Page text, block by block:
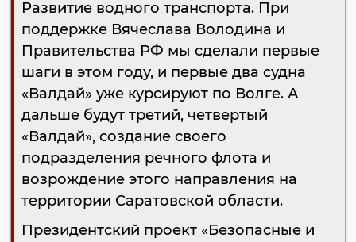
Развитие водного транспорта. При
поддержке Вячеслава Володина и
Правительства РФ мы сделали первые
шаги в этом году, и первые два судна
«Валдай» уже курсируют по Волге. А
дальше будут третий, четвертый
«Валдай», создание своего
подразделения речного флота и
возрождение этого направления на
территории Саратовской области.
Президентский проект «Безопасные и